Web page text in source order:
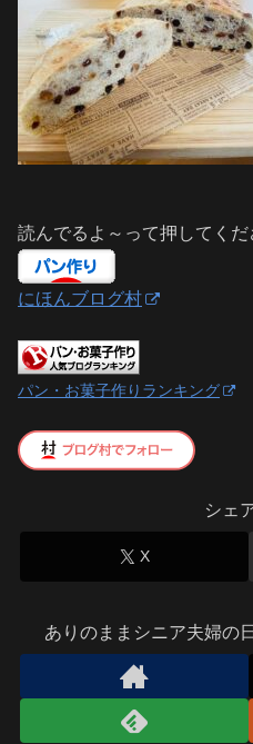
読んでるよ～って押してくだ
にほんブログ村
パン・お菓子作りランキング
シェ
X
ありのままシニア夫婦の